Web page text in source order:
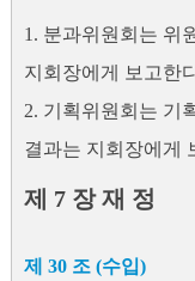
1. 분과위원회는 위
지회장에게 보고한
2. 기획위원회는 기
결과는 지회장에게
제 7 장 재 정
제 30 조 (수입)